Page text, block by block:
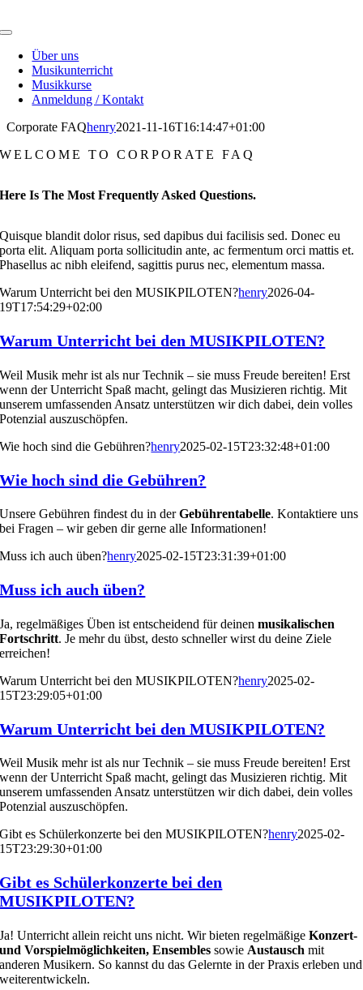
to
Toggle
NavigationÜber uns
Musikunterricht
Musikkurse
Anmeldung / Kontakt
Corporate FAQhenry2021-11-16T16:14:47+01:00
WELCOME TO CORPORATE FAQ
Here Is The Most Frequently Asked Questions.
Quisque blandit dolor risus, sed dapibus dui facilisis sed. Donec eu
porta elit. Aliquam porta sollicitudin ante, ac fermentum orci mattis et.
Phasellus ac nibh eleifend, sagittis purus nec, elementum massa.
Warum Unterricht bei den MUSIKPILOTEN?henry2026-04-
19T17:54:29+02:00
Warum Unterricht bei den MUSIKPILOTEN?
Weil Musik mehr ist als nur Technik – sie muss Freude bereiten! Erst
wenn der Unterricht Spaß macht, gelingt das Musizieren richtig. Mit
unserem umfassenden Ansatz unterstützen wir dich dabei, dein volles
Potenzial auszuschöpfen.
Wie hoch sind die Gebühren?henry2025-02-15T23:32:48+01:00
Wie hoch sind die Gebühren?
Unsere Gebühren findest du in derGebührentabelle. Kontaktiere uns
bei Fragen – wir geben dir gerne alle Informationen!
Muss ich auch üben?henry2025-02-15T23:31:39+01:00
Muss ich auch üben?
Ja, regelmäßiges Üben ist entscheidend für deinenmusikalischen
Fortschritt. Je mehr du übst, desto schneller wirst du deine Ziele
erreichen!
Warum Unterricht bei den MUSIKPILOTEN?henry2025-02-
15T23:29:05+01:00
Warum Unterricht bei den MUSIKPILOTEN?
Weil Musik mehr ist als nur Technik – sie muss Freude bereiten! Erst
wenn der Unterricht Spaß macht, gelingt das Musizieren richtig. Mit
unserem umfassenden Ansatz unterstützen wir dich dabei, dein volles
Potenzial auszuschöpfen.
Gibt es Schülerkonzerte bei den MUSIKPILOTEN?henry2025-02-
15T23:29:30+01:00
Gibt es Schülerkonzerte bei den
MUSIKPILOTEN?
Ja! Unterricht allein reicht uns nicht. Wir bieten regelmäßigeKonzert-
und Vorspielmöglichkeiten, Ensemblessowie Austauschmit
anderen Musikern. So kannst du das Gelernte in der Praxis erleben und
weiterentwickeln.